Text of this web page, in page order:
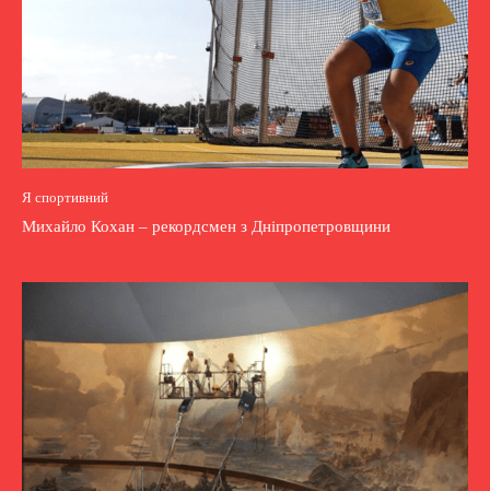
Я спортивний
Михайло Кохан – рекордсмен з Дніпропетровщини